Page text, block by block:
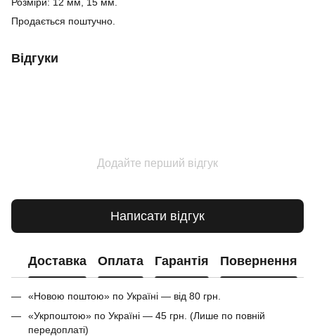
Продається поштучно.
Відгуки
Додайте перший відгук
Написати відгук
Доставка Оплата Гарантія Повернення
«Новою поштою» по Україні — від 80 грн.
«Укрпоштою» по Україні — 45 грн. (Лише по повній
передоплаті)